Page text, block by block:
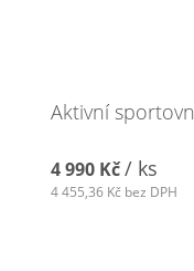
Aktivní
4 990 Kč/ ks
4 455,36 Kč bez DPH